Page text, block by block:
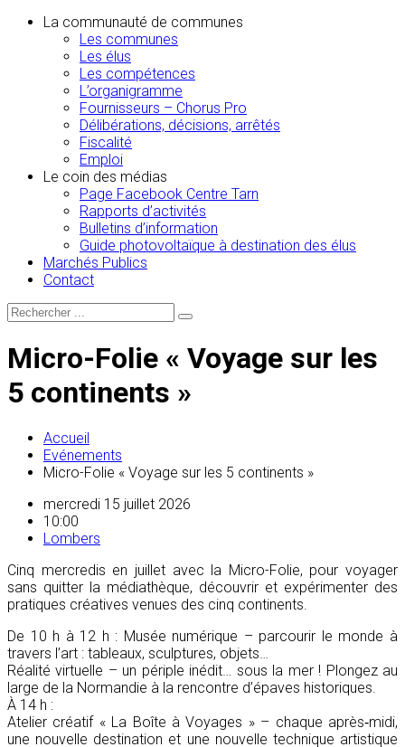
La communauté de communes
Les communes
Les élus
Les compétences
L’organigramme
Fournisseurs – Chorus Pro
Délibérations, décisions, arrêtés
Fiscalité
Emploi
Le coin des médias
Page Facebook Centre Tarn
Rapports d’activités
Bulletins d’information
Guide photovoltaïque à destination des élus
Marchés Publics
Contact
Micro-Folie « Voyage sur les
5 continents »
Accueil
Evénements
Micro-Folie « Voyage sur les 5 continents »
mercredi 15 juillet 2026
10:00
Lombers
Cinq mercredis en juillet avec la Micro-Folie, pour voyager
sans quitter la médiathèque, découvrir et expérimenter des
pratiques créatives venues des cinq continents.
De 10 h à 12 h : Musée numérique – parcourir le monde à
travers l’art : tableaux, sculptures, objets…
Réalité virtuelle – un périple inédit… sous la mer ! Plongez au
large de la Normandie à la rencontre d’épaves historiques.
À 14 h :
Atelier créatif « La Boîte à Voyages » – chaque après‑midi,
une nouvelle destination et une nouvelle technique artistique